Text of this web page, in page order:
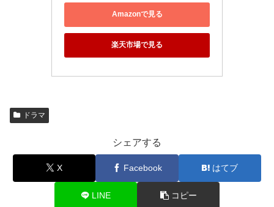
Amazonで見る
楽天市場で見る
ドラマ
シェアする
X Facebook はてブ
LINE コピー